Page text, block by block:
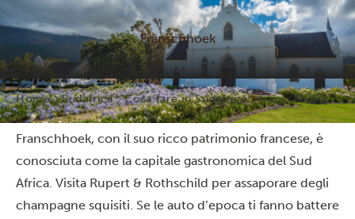
Franschhoek
Home Sudafrica Cosa fare in Sudafrica Franschhoek
Franschhoek, con il suo ricco patrimonio francese, è
conosciuta come la capitale gastronomica del Sud
Africa. Visita Rupert & Rothschild per assaporare degli
champagne squisiti. Se le auto d’epoca ti fanno battere